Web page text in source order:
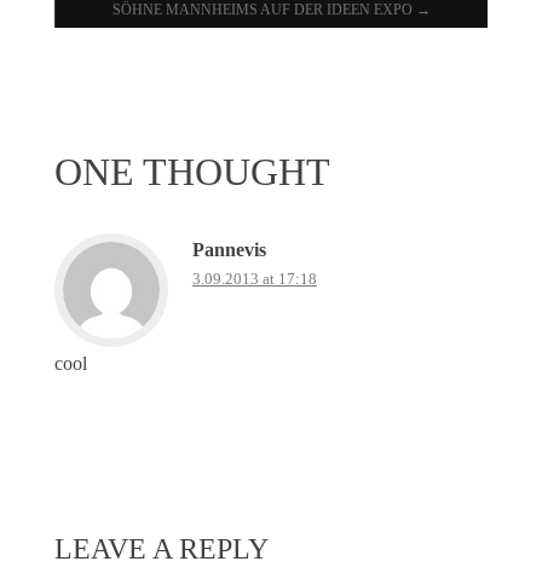
SÖHNE MANNHEIMS AUF DER IDEEN EXPO →
ONE THOUGHT
Pannevis
3.09.2013 at 17:18
cool
LEAVE A REPLY